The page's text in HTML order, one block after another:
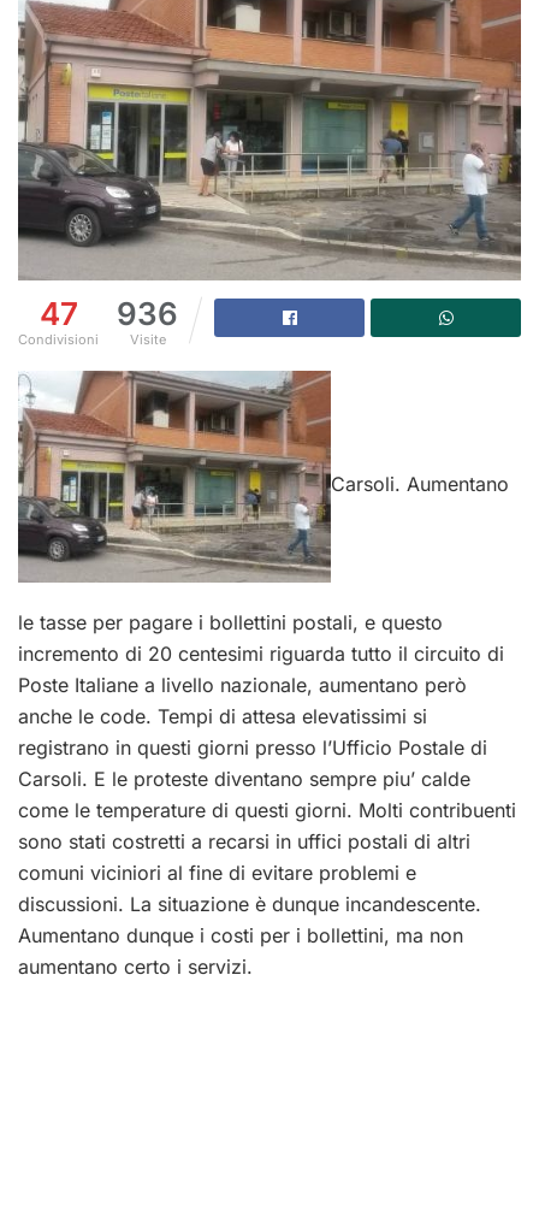
47
Condivisioni
936
Visite
Carsoli. Aumentano
le tasse per pagare i bollettini postali, e questo
incremento di 20 centesimi riguarda tutto il circuito di
Poste Italiane a livello nazionale, aumentano però
anche le code. Tempi di attesa elevatissimi si
registrano in questi giorni presso l’Ufficio Postale di
Carsoli. E le proteste diventano sempre piu’ calde
come le temperature di questi giorni. Molti contribuenti
sono stati costretti a recarsi in uffici postali di altri
comuni viciniori al fine di evitare problemi e
discussioni. La situazione è dunque incandescente.
Aumentano dunque i costi per i bollettini, ma non
aumentano certo i servizi.